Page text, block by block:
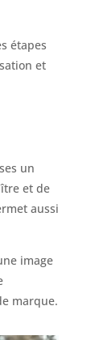
étapes
et
un
et de
aussi
image
marque.